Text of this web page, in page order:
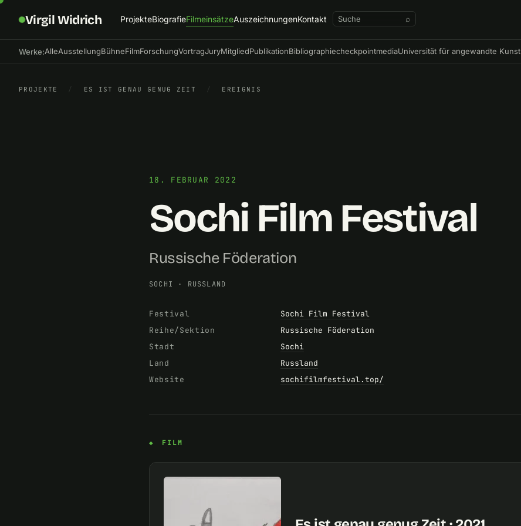
Virgil Widrich ProjekteBiografieFilmeinsätzeAuszeichnungenKontakt ⌕
Werke:AlleAusstellungBühneFilmForschungVortragJuryMitgliedPublikationBibliographiecheckpointmediaUniversität für angewandte Kunst
PROJEKTE / ES IST GENAU GENUG ZEIT / EREIGNIS
18. FEBRUAR 2022
Sochi Film Festival
Russische Föderation
SOCHI · RUSSLAND
Festival
Sochi Film Festival
Reihe/Sektion
Russische Föderation
Stadt
Sochi
Land
Russland
Website
sochifilmfestival.top/
FILM